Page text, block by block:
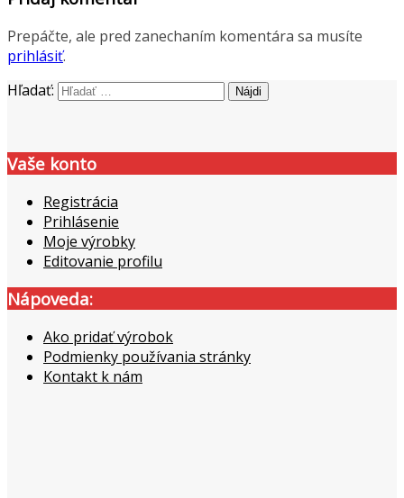
Prepáčte, ale pred zanechaním komentára sa musíte
prihlásiť.
Hľadať:
Vaše konto
Registrácia
Prihlásenie
Moje výrobky
Editovanie profilu
Nápoveda:
Ako pridať výrobok
Podmienky používania stránky
Kontakt k nám